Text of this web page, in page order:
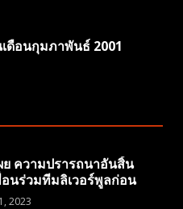
ดือนกุมภาพันธ์ 2001
ย ความปรารถนาอันสิ้น
อนร่วมทีมลิเวอร์พูลก่อน
2023